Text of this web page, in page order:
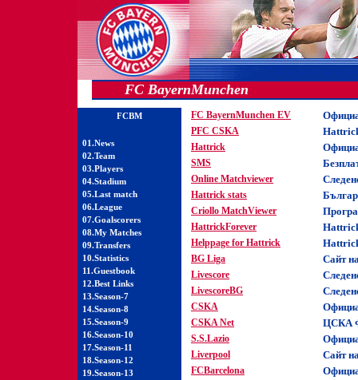
FC BayernMunchen
FCBM
01.News
02.Team
03.Players
04.Stadium
05.Last match
06.League
07.Goalscorers
08.My Matches
09.Transfers
10.Statistics
11.Guestbook
12.Best Links
13.Season-7
14.Season-8
15.Season-9
16.Season-10
17.Season-11
18.Season-12
19.Season-13
FC BayernMunchen EV
PFC CSKA
Hattrick
SMS
Online Matchviewer
Hattrick stats
Criollo MatchViewer
HattrickForever
Helppage for Hattrick
BG Liga Сайт
Livescore
LivescoreBG
CSKA
CSKA Net ЦСКА
S.S.Lazio
Liverpool Сайт
FCBarcelona